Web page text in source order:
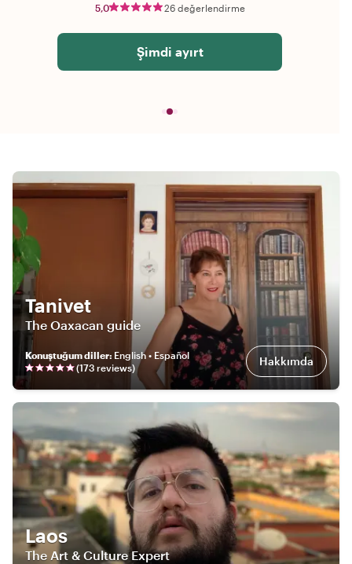
5,0 26 değerlendirme
Şimdi ayırt
Tanivet
The Oaxacan guide
Konuştuğum diller: English • Español
(173 reviews) Hakkımda
Laos
The Art & Culture Expert